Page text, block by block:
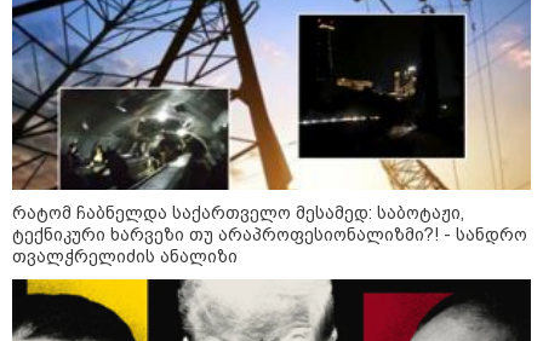
22:35 / 06-08-2026
"კიდევ ერთხელ მოვუწოდებ
საქართველოს მთავრობას, მისი
დაუყოვნებლივი და უპირობო
გათავისუფლებისკენ" - რას
წერს ეუთო-ს წარმომადგენელი
მზია ამაღლობელზე?
21:38 / 06-08-2026
"ჩვენთვის ეს ეგზოტიკაა, ჩვენს
სტუმრებს ასე ვუხსნით - ბევრი
სანთელი, ეგზოტიკა და
შალვა ალავერდაშვილი
ელექტროენერგიის გათიშვებზე
რატომ ჩაბნელდა საქართველო მესამედ: საბოტაჟი,
ტექნიკური ხარვეზი თუ არაპროფესიონალიზმი?! - სანდრო
თვალჭრელიძის ანალიზი